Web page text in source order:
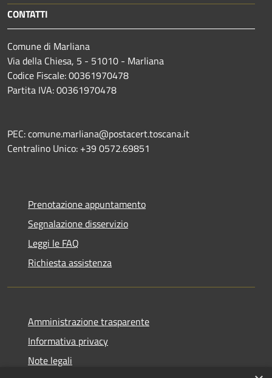
CONTATTI
Comune di Marliana
Via della Chiesa, 5 - 51010 - Marliana
Codice Fiscale: 00361970478
Partita IVA: 00361970478
PEC: comune.marliana@postacert.toscana.it
Centralino Unico: +39 0572.69851
Prenotazione appuntamento
Segnalazione disservizio
Leggi le FAQ
Richiesta assistenza
Amministrazione trasparente
Informativa privacy
Note legali